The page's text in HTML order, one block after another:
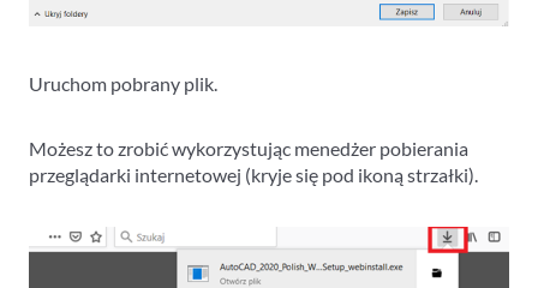
Uruchom pobrany plik.
Możesz to zrobić wykorzystując menedżer pobierania
przeglądarki internetowej (kryje się pod ikoną strzałki).